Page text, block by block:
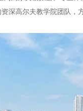
深高尔夫教学院团队，